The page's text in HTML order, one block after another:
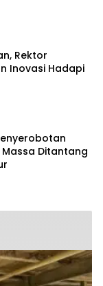
Rektor
Inovasi Hadapi
Massa Ditantang